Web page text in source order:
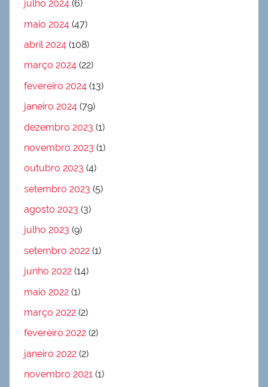
julho 2024 (6)
maio 2024 (47)
abril 2024 (108)
março 2024 (22)
fevereiro 2024 (13)
janeiro 2024 (79)
dezembro 2023 (1)
novembro 2023 (1)
outubro 2023 (4)
setembro 2023 (5)
agosto 2023 (3)
julho 2023 (9)
setembro 2022 (1)
junho 2022 (14)
maio 2022 (1)
março 2022 (2)
fevereiro 2022 (2)
janeiro 2022 (2)
novembro 2021 (1)